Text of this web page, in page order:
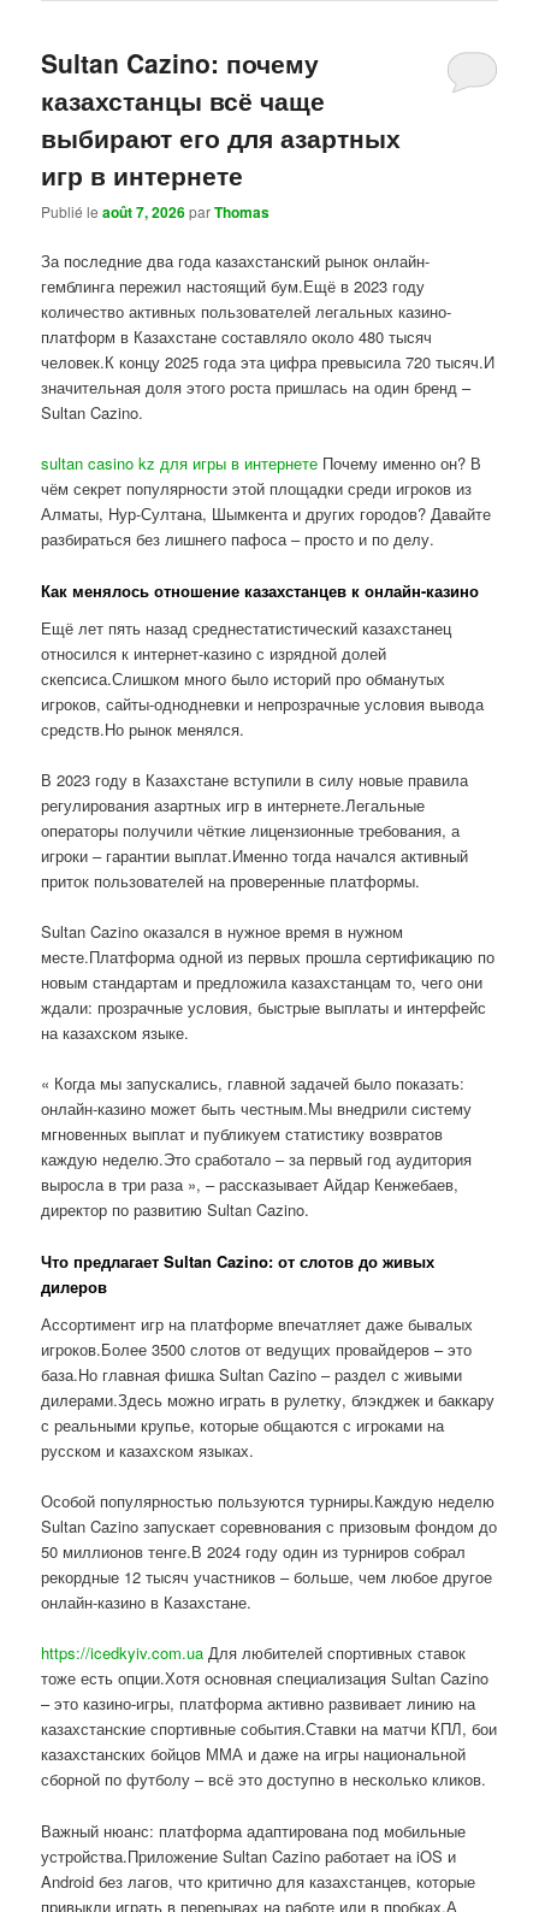
Sultan Cazino: почему
казахстанцы всё чаще
выбирают его для азартных
игр в интернете
Publié leaoût 7, 2026parThomas
За последние два года казахстанский рынок онлайн-
гемблинга пережил настоящий бум.Ещё в 2023 году
количество активных пользователей легальных казино-
платформ в Казахстане составляло около 480 тысяч
человек.К концу 2025 года эта цифра превысила 720 тысяч.И
значительная доля этого роста пришлась на один бренд –
Sultan Cazino.
sultan casino kz для игры в интернете Почему именно он? В
чём секрет популярности этой площадки среди игроков из
Алматы, Нур-Султана, Шымкента и других городов? Давайте
разбираться без лишнего пафоса – просто и по делу.
Как менялось отношение казахстанцев к онлайн-казино
Ещё лет пять назад среднестатистический казахстанец
относился к интернет-казино с изрядной долей
скепсиса.Слишком много было историй про обманутых
игроков, сайты-однодневки и непрозрачные условия вывода
средств.Но рынок менялся.
В 2023 году в Казахстане вступили в силу новые правила
регулирования азартных игр в интернете.Легальные
операторы получили чёткие лицензионные требования, а
игроки – гарантии выплат.Именно тогда начался активный
приток пользователей на проверенные платформы.
Sultan Cazino оказался в нужное время в нужном
месте.Платформа одной из первых прошла сертификацию по
новым стандартам и предложила казахстанцам то, чего они
ждали: прозрачные условия, быстрые выплаты и интерфейс
на казахском языке.
« Когда мы запускались, главной задачей было показать:
онлайн-казино может быть честным.Мы внедрили систему
мгновенных выплат и публикуем статистику возвратов
каждую неделю.Это сработало – за первый год аудитория
выросла в три раза », – рассказывает Айдар Кенжебаев,
директор по развитию Sultan Cazino.
Что предлагает Sultan Cazino: от слотов до живых
дилеров
Ассортимент игр на платформе впечатляет даже бывалых
игроков.Более 3500 слотов от ведущих провайдеров – это
база.Но главная фишка Sultan Cazino – раздел с живыми
дилерами.Здесь можно играть в рулетку, блэкджек и баккару
с реальными крупье, которые общаются с игроками на
русском и казахском языках.
Особой популярностью пользуются турниры.Каждую неделю
Sultan Cazino запускает соревнования с призовым фондом до
50 миллионов тенге.В 2024 году один из турниров собрал
рекордные 12 тысяч участников – больше, чем любое другое
онлайн-казино в Казахстане.
https://icedkyiv.com.ua Для любителей спортивных ставок
тоже есть опции.Хотя основная специализация Sultan Cazino
– это казино-игры, платформа активно развивает линию на
казахстанские спортивные события.Ставки на матчи КПЛ, бои
казахстанских бойцов ММА и даже на игры национальной
сборной по футболу – всё это доступно в несколько кликов.
Важный нюанс: платформа адаптирована под мобильные
устройства.Приложение Sultan Cazino работает на iOS и
Android без лагов, что критично для казахстанцев, которые
привыкли играть в перерывах на работе или в пробках.А